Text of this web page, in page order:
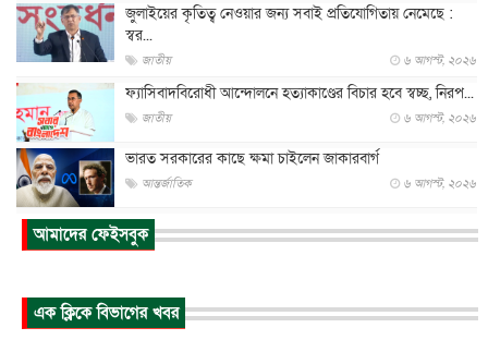
জুলাইয়ের কৃতিত্ব নেওয়ার জন্য সবাই প্রতিযোগিতায় নেমেছে :
স্বর...
জাতীয় ৬ আগস্ট, ২০২৬
ফ্যাসিবাদবিরোধী আন্দোলনে হত্যাকাণ্ডের বিচার হবে স্বচ্ছ, নিরপ...
জাতীয় ৬ আগস্ট, ২০২৬
ভারত সরকারের কাছে ক্ষমা চাইলেন জাকারবার্গ
আন্তর্জাতিক ৬ আগস্ট, ২০২৬
আকাশে ট্রাম্পের হেলিকপ্টার ও যাত্রীবাহী বিমান মুখোমুখি, তদন্...
আন্তর্জাতিক
আন্তর্জাতিক ৬ আগস্ট, ২০২৬
আমাদের ফেইসবুক
এক ক্লিকে বিভাগের খবর